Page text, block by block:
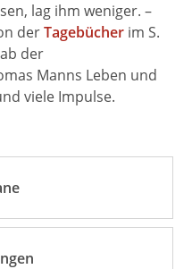
lag ihm weniger. –
derTagebücher im S.
der
Manns Leben und
viele Impulse.